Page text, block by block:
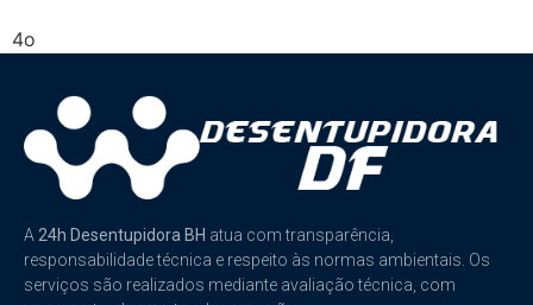
4o
A24h Desentupidora BH atua com transparência,
responsabilidade técnica e respeito às normas ambientais. Os
serviços são realizados mediante avaliação técnica, com